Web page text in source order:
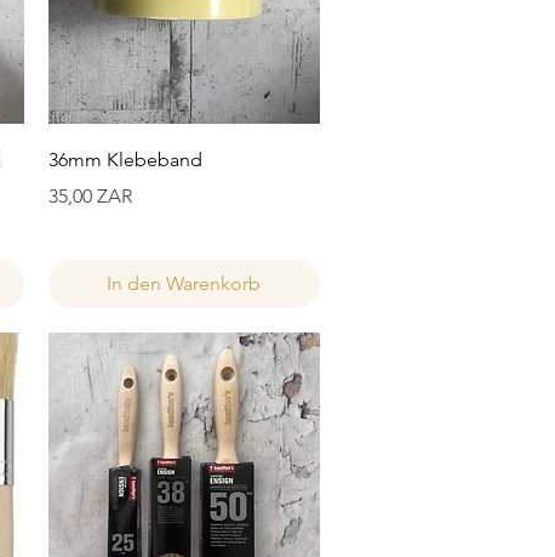
Schnellansicht
36mm Klebeband
Preis
35,00 ZAR
In den Warenkorb